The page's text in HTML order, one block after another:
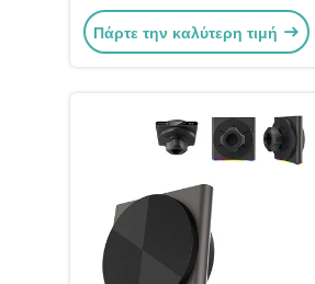
φως
Πάρτε την καλύτερη τιμή